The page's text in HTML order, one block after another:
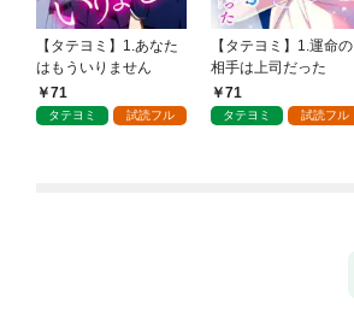
【タテヨミ】1.あなた
はもういりません
71
タテヨミ 試読フル
【タテヨミ】1.運命の
相手は上司だった
71
タテヨミ 試読フル